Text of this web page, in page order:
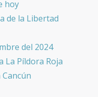
hoy
de la Libertad
del 2024
La Píldora Roja